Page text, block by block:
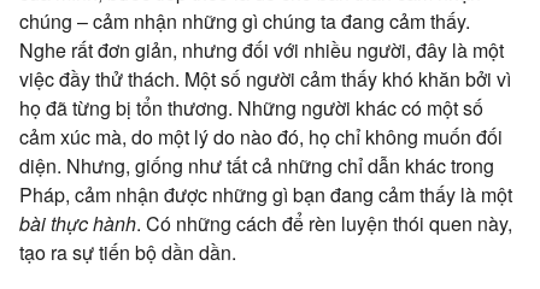
chúng – cảm nhận những gì chúng ta đang cảm thấy.
Nghe rất đơn giản, nhưng đối với nhiều người, đây là một
việc đầy thử thách. Một số người cảm thấy khó khăn bởi vì
họ đã từng bị tổn thương. Những người khác có một số
cảm xúc mà, do một lý do nào đó, họ chỉ không muốn đối
diện. Nhưng, giống như tất cả những chỉ dẫn khác trong
Pháp, cảm nhận được những gì bạn đang cảm thấy là một
bài thực hành. Có những cách để rèn luyện thói quen này,
tạo ra sự tiến bộ dần dần.